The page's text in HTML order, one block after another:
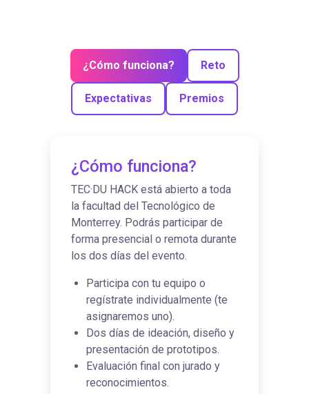
¿Cómo funciona? Reto
Expectativas Premios
¿Cómo funciona?
TEC·DU HACK está abierto a toda
la facultad del Tecnológico de
Monterrey. Podrás participar de
forma presencial o remota durante
los dos días del evento.
Participa con tu equipo o
regístrate individualmente (te
asignaremos uno).
Dos días de ideación, diseño y
presentación de prototipos.
Evaluación final con jurado y
reconocimientos.